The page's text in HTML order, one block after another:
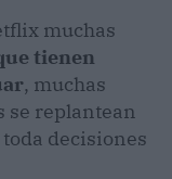
muchas
tienen
, muchas
se replantean
decisiones